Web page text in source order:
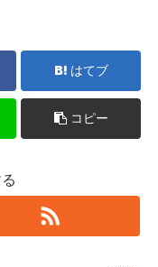
はてブ
コピー